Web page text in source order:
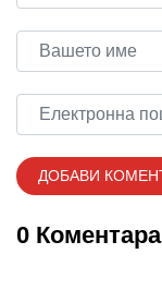
0 Коментара